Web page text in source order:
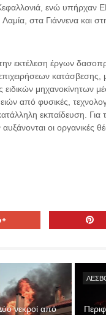
ενώ υπήρχαν
στα Γιάννενα και
εκτέλεση έργων
κατάσβεσης,
μηχανοκίνητων
από φυσικές,
εκπαίδευση. Για
οι οργανικές
νεκροί από